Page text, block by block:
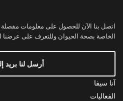
اتصل بنا الآن للحصول على معلومات مفصلة
الخاصة بصحة الحيوان وللتعرف على
أرسل لنا بريد
آنا سيفا
الفعاليات